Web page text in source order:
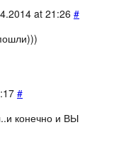
at 21:26 #
#
конечно и ВЫ